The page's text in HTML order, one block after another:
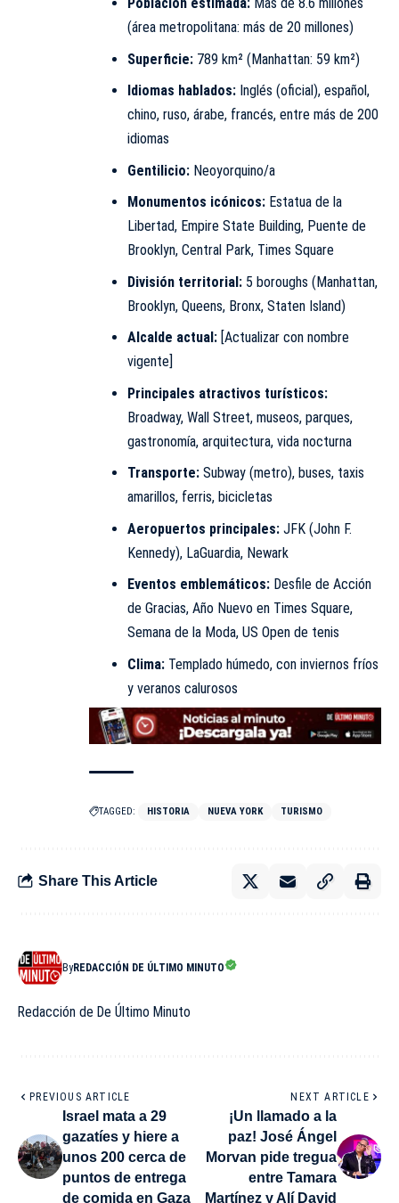
(área metropolitana: más de 20 millones)
Superficie:789 km² (Manhattan: 59 km²)
Idiomas hablados:Inglés (oficial), español,
chino, ruso, árabe, francés, entre más de 200
idiomas
Gentilicio:Neoyorquino/a
Monumentos icónicos:Estatua de la
Libertad, Empire State Building, Puente de
Brooklyn, Central Park, Times Square
División territorial:5 boroughs (Manhattan,
Brooklyn, Queens, Bronx, Staten Island)
Alcalde actual:[Actualizar con nombre
vigente]
Principales atractivos turísticos:
Broadway, Wall Street, museos, parques,
gastronomía, arquitectura, vida nocturna
Transporte:Subway (metro), buses, taxis
amarillos, ferris, bicicletas
Aeropuertos principales:JFK (John F.
Kennedy), LaGuardia, Newark
Eventos emblemáticos:Desfile de Acción
de Gracias, Año Nuevo en Times Square,
Semana de la Moda, US Open de tenis
Clima:Templado húmedo, con inviernos fríos
y veranos calurosos
TAGGED: HISTORIA NUEVA YORK TURISMO
Share This Article
ByREDACCIÓN DE ÚLTIMO MINUTO
Redacción de De Último Minuto
PREVIOUS ARTICLE
Israel mata a 29
gazatíes y hiere a
unos 200 cerca de
puntos de entrega
de comida en Gaza
NEXT ARTICLE
¡Un llamado a la
paz! José Ángel
Morvan pide tregua
entre Tamara
Martínez y Alí David